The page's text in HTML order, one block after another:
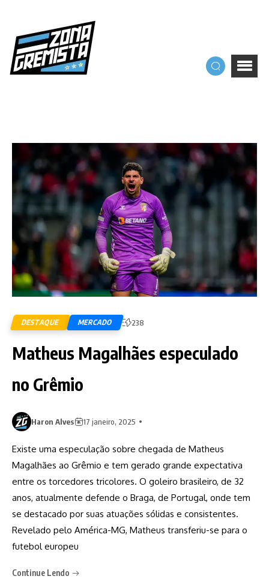
DESTAQUE MERCADO 238
Matheus Magalhães especulado
no Grêmio
Haron Alves 17 janeiro, 2025
Existe uma especulação sobre chegada de Matheus
Magalhães ao Grêmio e tem gerado grande expectativa
entre os torcedores tricolores. O goleiro brasileiro, de 32
anos, atualmente defende o Braga, de Portugal, onde tem
se destacado por suas atuações sólidas e consistentes.
Revelado pelo América-MG, Matheus transferiu-se para o
futebol europeu
Continue Lendo